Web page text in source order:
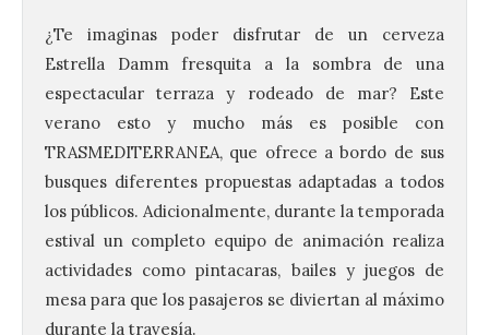
¿Te imaginas poder disfrutar de un cerveza
Estrella Damm fresquita a la sombra de una
espectacular terraza y rodeado de mar? Este
verano esto y mucho más es posible con
TRASMEDITERRANEA, que ofrece a bordo de sus
busques diferentes propuestas adaptadas a todos
los públicos. Adicionalmente, durante la temporada
estival un completo equipo de animación realiza
actividades como pintacaras, bailes y juegos de
mesa para que los pasajeros se diviertan al máximo
durante la travesía.